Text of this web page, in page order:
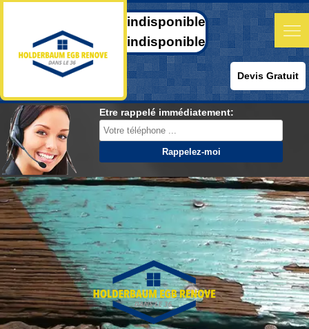
indisponible
indisponible
Devis Gratuit
Etre rappelé immédiatement: